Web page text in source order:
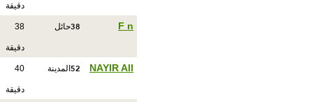
دقيقة
F n
38حائل 38
دقيقة
NAYIR All
52 المدينة 40
دقيقة